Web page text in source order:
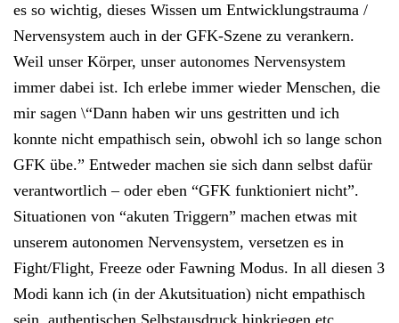
es so wichtig, dieses Wissen um Entwicklungstrauma /
Nervensystem auch in der GFK-Szene zu verankern.
Weil unser Körper, unser autonomes Nervensystem
immer dabei ist. Ich erlebe immer wieder Menschen, die
mir sagen \“Dann haben wir uns gestritten und ich
konnte nicht empathisch sein, obwohl ich so lange schon
GFK übe.” Entweder machen sie sich dann selbst dafür
verantwortlich – oder eben “GFK funktioniert nicht”.
Situationen von “akuten Triggern” machen etwas mit
unserem autonomen Nervensystem, versetzen es in
Fight/Flight, Freeze oder Fawning Modus. In all diesen 3
Modi kann ich (in der Akutsituation) nicht empathisch
sein, authentischen Selbstausdruck hinkriegen etc.